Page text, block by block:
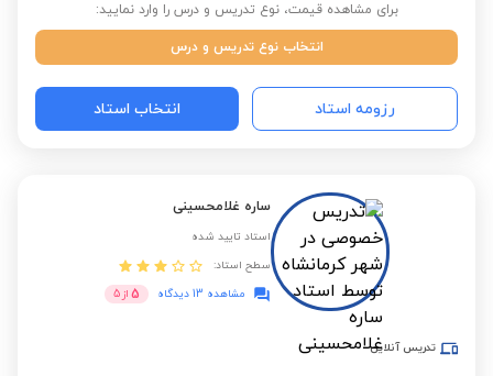
برای مشاهده قیمت، نوع تدریس و درس را وارد نمایید:
انتخاب نوع تدریس و درس
رزومه استاد انتخاب استاد
ساره غلامحسینی
استاد تایید شده
سطح استاد:
مشاهده 13 دیدگاه
5 از 5
تدریس آنلاین